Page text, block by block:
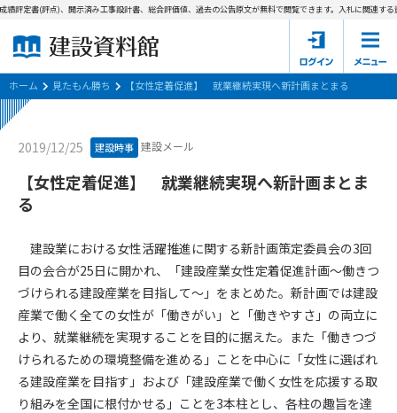
建設資料館とは
会員登録について
サポーター会員一覧
会員規約
定書(評点)、開示済み工事設計書、総合評価値、過去の公告原文が無料で閲覧できます。入札に関連する
ホーム 見たもん勝ち 【女性定着促進】 就業継続実現へ新計画まとまる
2019/12/25 建設時事 建設メール
【女性定着促進】 就業継続実現へ新計画まとま
る
建設業における女性活躍推進に関する新計画策定委員会の3回
目の会合が25日に開かれ、「建設産業女性定着促進計画～働きつ
づけられる建設産業を目指して～」をまとめた。新計画では建設
産業で働く全ての女性が「働きがい」と「働きやすさ」の両立に
より、就業継続を実現することを目的に据えた。また「働きつづ
けられるための環境整備を進める」ことを中心に「女性に選ばれ
る建設産業を目指す」および「建設産業で働く女性を応援する取
り組みを全国に根付かせる」ことを3本柱とし、各柱の趣旨を達
パスワードの再発行
会員サービスの利用条件等について定めるものです。
2. 管理者が建設資料館WEB上で随時掲載するルールは本規約の
一部を構成するものとします。
第2条（規約の変更）
本規約は、会員の了承を得ることなく、随時変更されることが
あります。変更内容は、建設資料館WEB上に表示した時点で直
ちに全ての会員が了承したものとみなします。